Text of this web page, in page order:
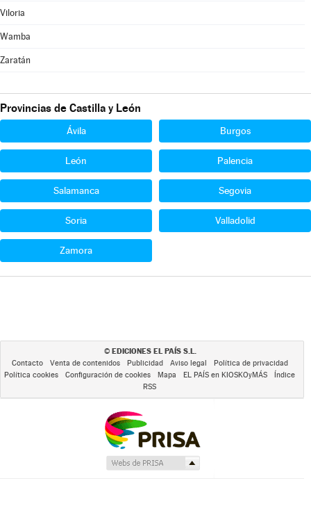
Viloria
Wamba
Zaratán
Provincias de Castilla y León
Ávila Burgos
León Palencia
Salamanca Segovia
Soria Valladolid
Zamora
© EDICIONES EL PAÍS S.L.
Contacto Venta de contenidos Publicidad Aviso legal
Política de privacidad
Política cookies
Configuración de cookies Mapa EL PAÍS en KIOSKOyMÁS
Índice
RSS